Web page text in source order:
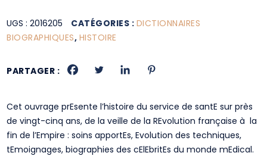
UGS :2016205 CATÉGORIES : DICTIONNAIRES
BIOGRAPHIQUES, HISTOIRE
PARTAGER :
Cet ouvrage prEsente l’histoire du service de santE sur près
de vingt-cinq ans, de la veille de la REvolution française à la
fin de l’Empire : soins apportEs, Evolution des techniques,
tEmoignages, biographies des cElEbritEs du monde mEdical.